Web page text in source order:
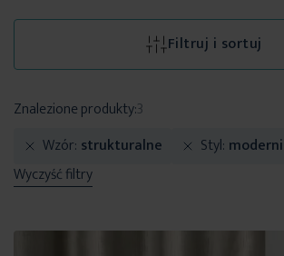
Filtruj i sortuj
Znalezione produkty:3
Wzór strukturalne Styl
Wyczyść filtry